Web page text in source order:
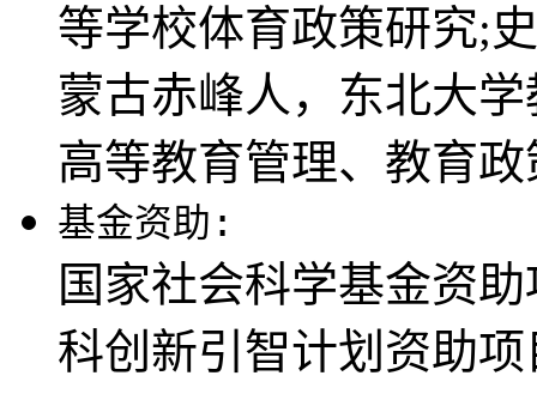
等学校体育政策研究;
蒙古赤峰人，东北大
高等教育管理、教育
基金资助:
国家社会科学基金资
科创新引智计划资助项